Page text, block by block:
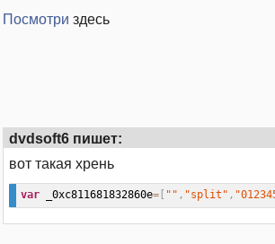
Посмотри здесь
dvdsoft6 пишет:
вот такая хрень
var _0xc811681832860e=[ "" , "split" ,